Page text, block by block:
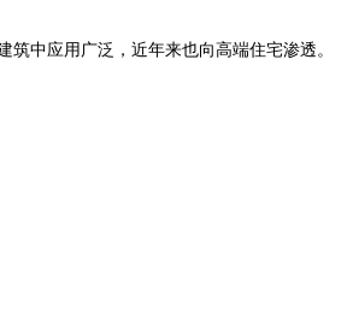
中应用广泛，近年来也向高端住宅渗透。